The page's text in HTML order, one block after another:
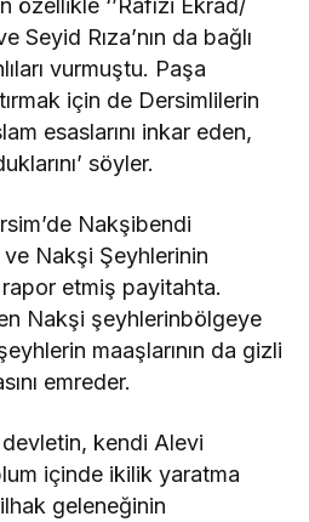
özellikle ‘’Rafızi Ekrad/
Seyid Rıza’nın da bağlı
vurmuştu. Paşa
için de Dersimlilerin
esaslarını inkar eden,
söyler.
Nakşibendi
Nakşi Şeyhlerinin
rapor etmiş payitahta.
Nakşi şeyhlerinbölgeye
maaşlarının da gizli
emreder.
kendi Alevi
içinde ikilik yaratma
ilhak geleneğinin